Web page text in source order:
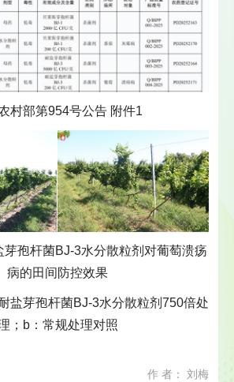
村部第954号公告 附件1
芽孢杆菌BJ-3水分散粒剂对葡萄溃疡
病的田间防控效果
盐芽孢杆菌BJ-3水分散粒剂750倍处
；b：常规处理对照
作 者： 刘梅